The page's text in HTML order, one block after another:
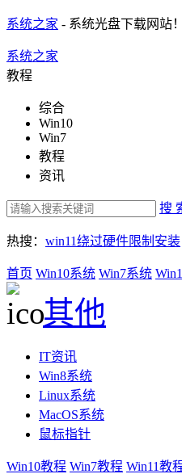
系统之家 - 系统光盘下载网站！
系统之家
教程
综合
Win10
Win7
教程
资讯
搜
热搜： win11绕过硬件限制安装
首页 Win10系统 Win7系统
其他
IT资讯
Win8系统
Linux系统
MacOS系统
鼠标指针
Win10教程 Win7教程 Win11教